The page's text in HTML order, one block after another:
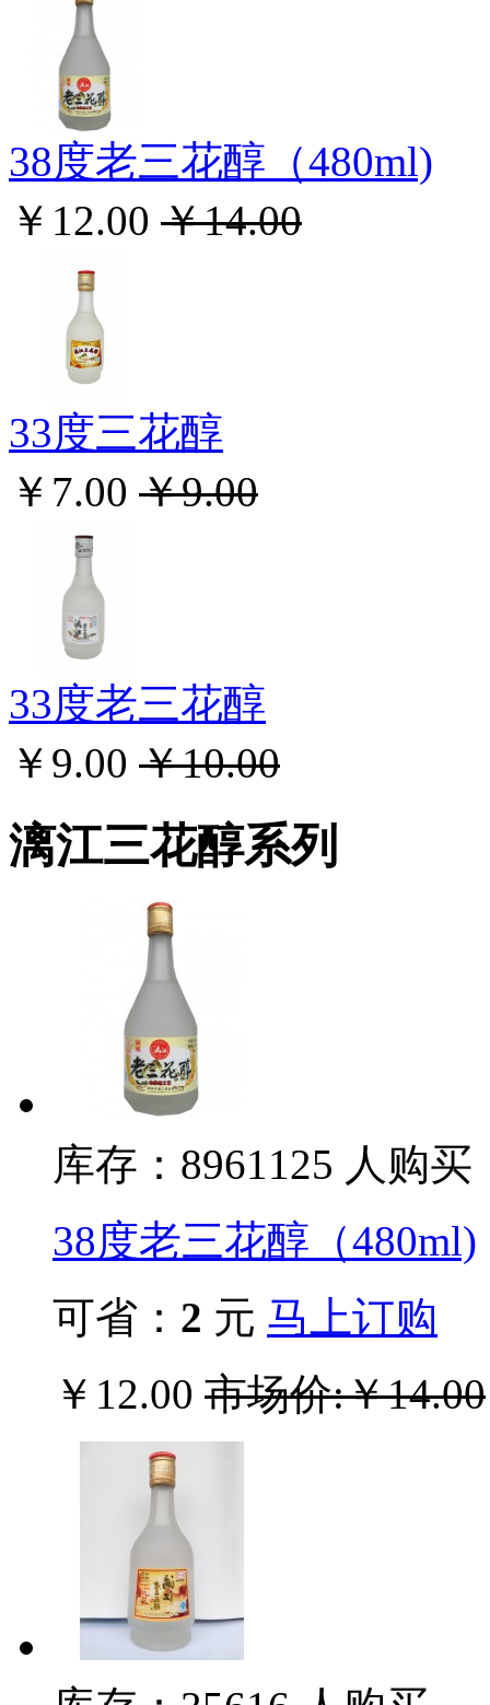
38度老三花醇（480ml)
￥12.00 ￥14.00
33度三花醇
￥7.00 ￥9.00
33度老三花醇
￥9.00 ￥10.00
漓江三花醇系列
库存：8961125 人购买
38度老三花醇（480ml)
可省： 2 元 马上订购
￥12.00 市场价:￥14.00